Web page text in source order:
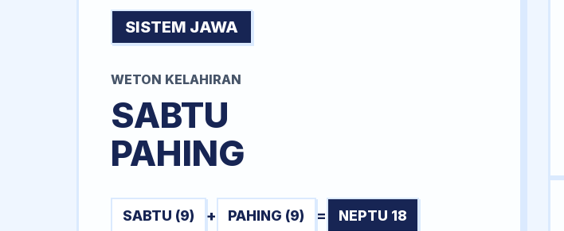
SISTEM JAWA
WETON KELAHIRAN
SABTU
PAHING
SABTU (9) + PAHING (9) = NEPTU 18